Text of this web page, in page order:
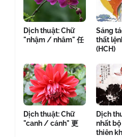
Dịch thuật: Chữ
"nhậm / nhâm" 任
Sáng
thất
(HCH)
Dịch thuật: Chữ
"canh / cánh" 更
Dịch
nhất
thiên